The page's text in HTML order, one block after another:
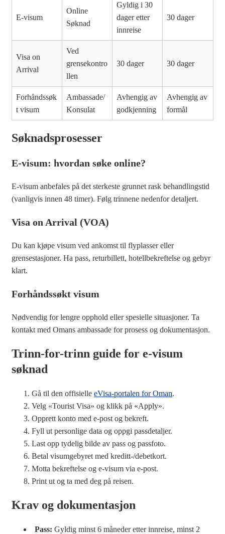
E-visum
Online
Søknad
Gyldig i 30
dager etter
innreise
30 dager
Visa on
Arrival
Ved
grensekontro
llen
30 dager 30 dager
Forhåndssøk
t visum
Ambassade/
Konsulat
Avhengig av
godkjenning
Avhengig av
formål
Søknadsprosesser
E-visum: hvordan søke online?
E-visum anbefales på det sterkeste grunnet rask behandlingstid
(vanligvis innen 48 timer). Følg trinnene nedenfor detaljert.
Visa on Arrival (VOA)
Du kan kjøpe visum ved ankomst til flyplasser eller
grensestasjoner. Ha pass, returbillett, hotellbekreftelse og gebyr
klart.
Forhåndssøkt visum
Nødvendig for lengre opphold eller spesielle situasjoner. Ta
kontakt med Omans ambassade for prosess og dokumentasjon.
Trinn-for-trinn guide for e-visum
søknad
Gå til den offisielle eVisa-portalen for Oman.
Velg «Tourist Visa» og klikk på «Apply».
Opprett konto med e-post og bekreft.
Fyll ut personlige data og oppgi passdetaljer.
Last opp tydelig bilde av pass og passfoto.
Betal visumgebyret med kreditt-/debetkort.
Motta bekreftelse og e-visum via e-post.
Print ut og ta med deg på reisen.
Krav og dokumentasjon
Pass: Gyldig minst 6 måneder etter innreise, minst 2